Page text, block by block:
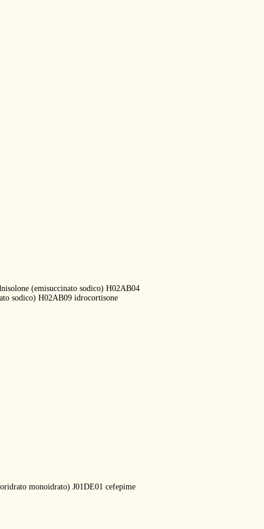
(emisuccinato sodico) H02AB04
sodico) H02AB09 idrocortisone
monoidrato) J01DE01 cefepime